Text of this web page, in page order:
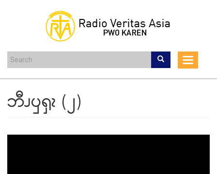
content
Toggle
ဘီၪၦၡၩ (၂)